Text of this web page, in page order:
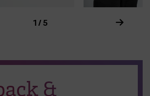
Element im Karussell Zeige
1 / 5
&